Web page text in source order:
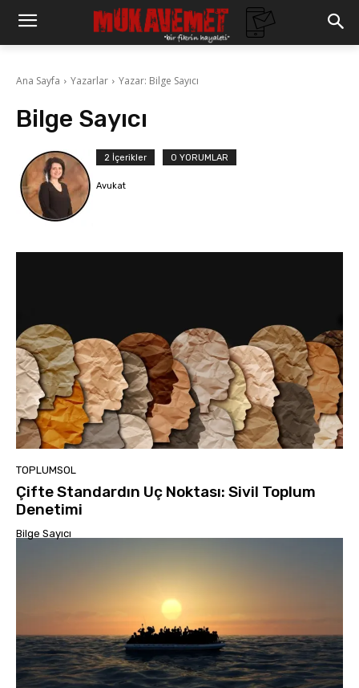
Ana Sayfa Yazarlar Yazar: Bilge Sayıcı
Bilge Sayıcı
2 İçerikler 0 YORUMLAR
Avukat
TOPLUMSOL
Çifte Standardın Uç Noktası: Sivil Toplum
Denetimi
Bilge Sayıcı